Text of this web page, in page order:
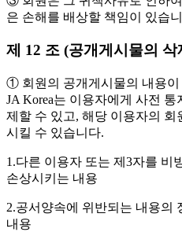
은 손해를 배상할 책임이 있습
제 12 조 (공개게시물의 삭
① 회원의 공개게시물의 내용이
JA Korea는 이용자에게 사전
제할 수 있고, 해당 이용자의 회
시킬 수 있습니다.
1.다른 이용자 또는 제3자를 비
손상시키는 내용
2.공서양속에 위반되는 내용의
내용